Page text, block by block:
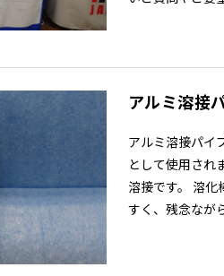
アルミ溶接
アルミ溶接パイ
として使用され
溶接です。 溶
すく、残念なが